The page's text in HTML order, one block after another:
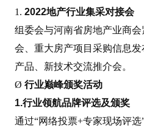
1. 2022地产行业集采对接会
组委会与河南省房地产业商
会、重大房产项目采购信息
产品、新技术交流推介会。
Ø 行业巅峰颁奖活动
1.行业领航品牌评选及颁奖
通过“网络投票+专家现场评